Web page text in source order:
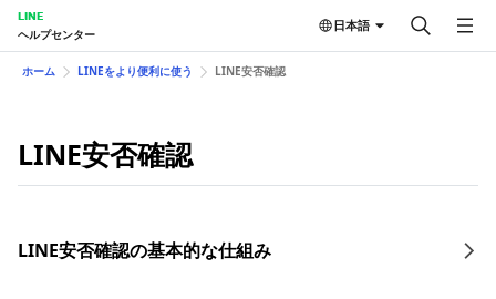
LINE
ヘルプセンター
日本語
ホーム LINEをより便利に使う LINE安否確認
LINE安否確認
LINE安否確認の基本的な仕組み